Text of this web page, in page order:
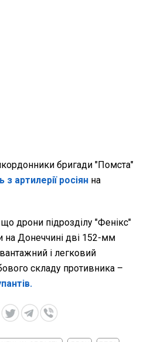
бригади "Помста"
артилерії росіян на
дрони підрозділу "Фенікс"
Донеччині дві 152-мм
і легковий
складу противника –